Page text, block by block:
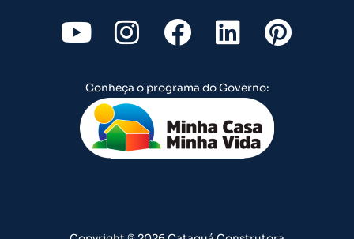
Y
o
u
t
u
b
I
n
s
t
a
g
F
a
c
e
b
o
L
i
n
k
e
d
P
i
Conheça o programa do Governo: